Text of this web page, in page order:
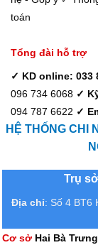
toán
Tổng đài hỗ trợ
✓ KD online: 033
096 734 6068 ✓
094 787 6622 ✓
HỆ THỐNG CHI
Trụ
Địa chỉ: Số 4 BT6
Cơ sởHai Bà Trưng